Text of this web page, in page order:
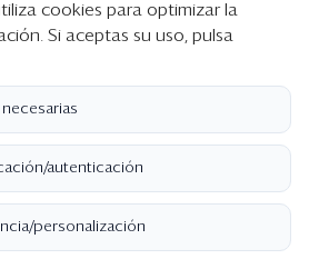
cookies para optimizar la
Si aceptas su uso, pulsa
autenticación
personalización